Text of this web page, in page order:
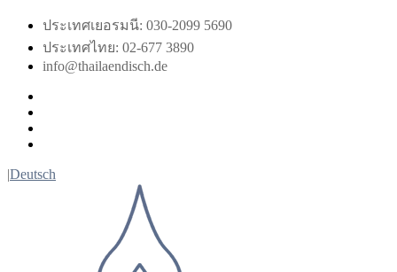
Skip
content
ประเทศเยอรมนี: 030-2099 5690
ประเทศไทย: 02-677 3890
info@thailaendisch.de
|Deutsch